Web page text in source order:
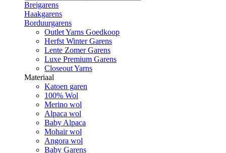
Breigarens
Haakgarens
Borduurgarens
Outlet Yarns Goedkoop
Herfst Winter Garens
Lente Zomer Garens
Luxe Premium Garens
Closeout Yarns
Materiaal
Katoen garen
100% Wol
Merino wol
Alpaca wol
Baby Alpaca
Mohair wol
Angora wol
Baby Garens